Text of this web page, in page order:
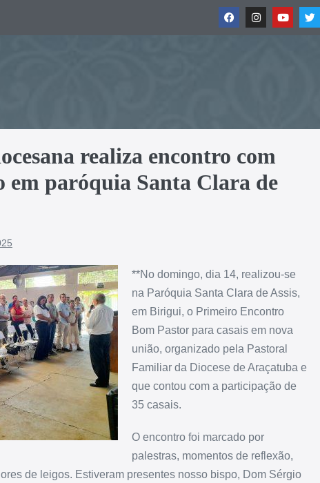
realiza encontro com
em paróquia Santa Clara de
**No domingo, dia 14, realizou-se
na Paróquia Santa Clara de Assis,
em Birigui, o Primeiro Encontro
Bom Pastor para casais em nova
união, organizado pela Pastoral
Familiar da Diocese de Araçatuba e
que contou com a participação de
35 casais.
O encontro foi marcado por
palestras, momentos de reflexão,
de leigos. Estiveram presentes nosso bispo, Dom Sérgio